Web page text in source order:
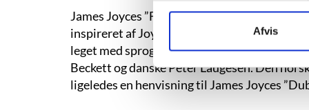
Afvis
James Joyces ”Finnegans Wake” er et af
inspireret af Joyces frie brug af nyskabte
leget med sproget og med formmæssig
Beckett og danske Peter Laugesen. Den
ligeledes en henvisning til James Joyces